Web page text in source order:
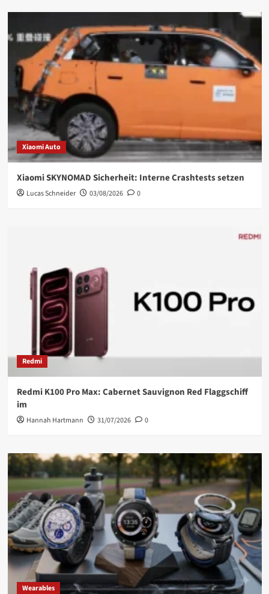
Xiaomi Auto
Xiaomi SKYNOMAD Sicherheit: Interne Crashtests setzen
Lucas Schneider 03/08/2026 0
Redmi
Redmi K100 Pro Max: Cabernet Sauvignon Red Flaggschiff
im
Hannah Hartmann 31/07/2026 0
Wearables